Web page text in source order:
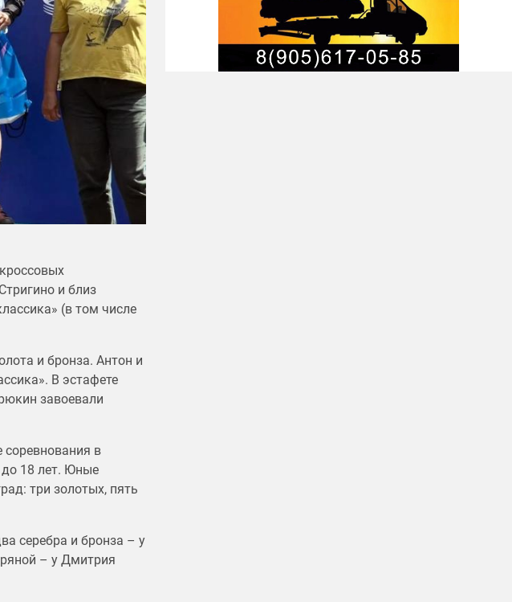
и близ
(в том числе
и бронза. Антон и
В эстафете
завоевали
в
до 18 лет. Юные
три золотых, пять
серебра и бронза – у
– у Дмитрия